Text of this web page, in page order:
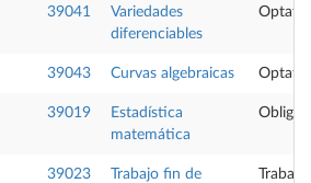
39041
Variedades
diferenciables
39043 Curvas algebraicas
39019
Estadística
matemática
39023
Trabajo fin de